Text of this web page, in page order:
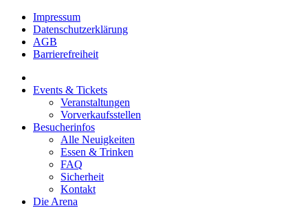
Impressum
Datenschutzerklärung
AGB
Barrierefreiheit
Events & Tickets
Veranstaltungen
Vorverkaufsstellen
Besucherinfos
Alle Neuigkeiten
Essen & Trinken
FAQ
Sicherheit
Kontakt
Die Arena